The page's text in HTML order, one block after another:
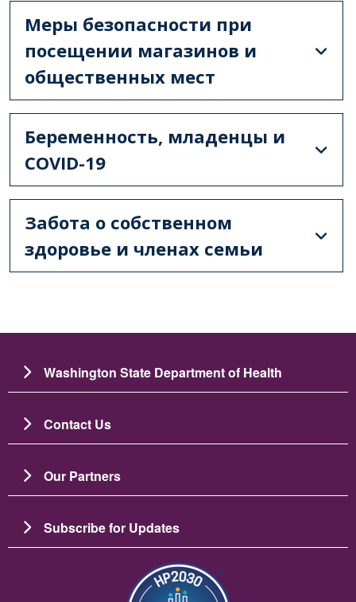
Меры безопасности при
посещении магазинов и
общественных мест
Беременность, младенцы и
COVID-19
Забота о собственном
здоровье и членах семьи
Washington State Department of Health
Contact Us
Our Partners
Subscribe for Updates
Изображение